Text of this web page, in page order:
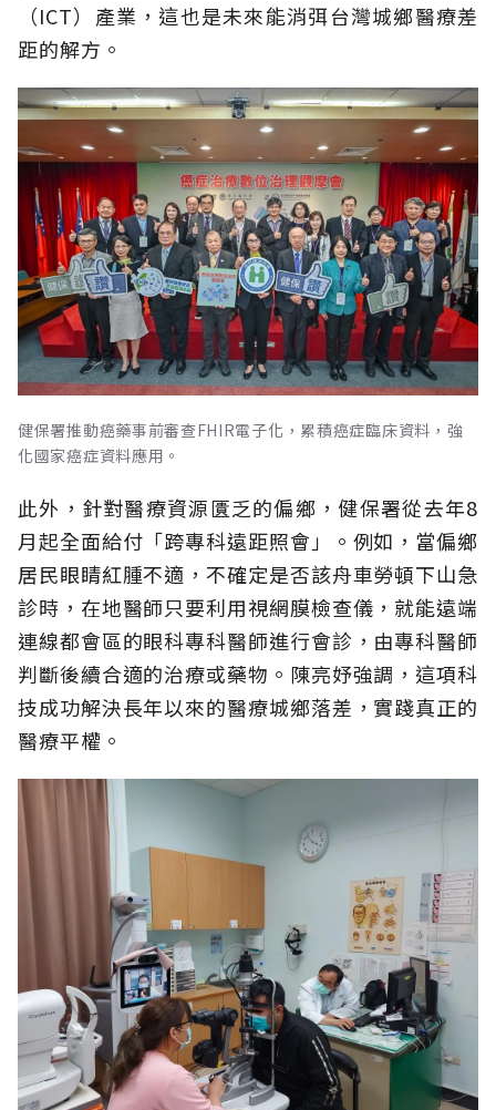
（ICT）產業，這也是未來能消弭台灣城鄉醫療差
距的解方。
健保署推動癌藥事前審查FHIR電子化，累積癌症臨床資料，強
化國家癌症資料應用。
此外，針對醫療資源匱乏的偏鄉，健保署從去年8
月起全面給付「跨專科遠距照會」。例如，當偏鄉
居民眼睛紅腫不適，不確定是否該舟車勞頓下山急
診時，在地醫師只要利用視網膜檢查儀，就能遠端
連線都會區的眼科專科醫師進行會診，由專科醫師
判斷後續合適的治療或藥物。陳亮妤強調，這項科
技成功解決長年以來的醫療城鄉落差，實踐真正的
醫療平權。